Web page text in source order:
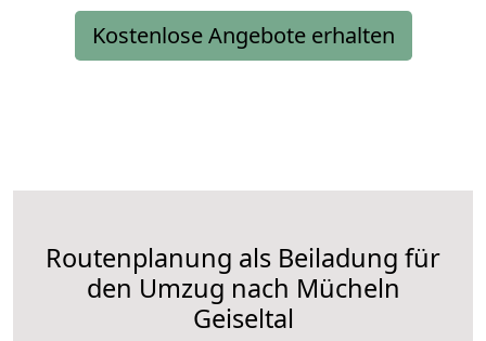
Kostenlose Angebote erhalten
Routenplanung als Beiladung für
den Umzug nach Mücheln
Geiseltal